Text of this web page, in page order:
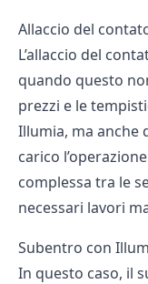
Allaccio del
L’allaccio del
quando questo
prezzi e le
Illumia, ma anche
carico
complessa tra le
necessari lavori
Subentro con
In questo caso, il